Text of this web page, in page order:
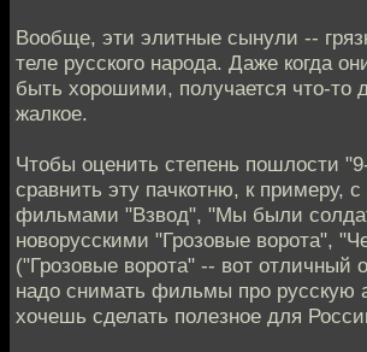
Вообще, эти элитные сынули --
теле русского народа. Даже когда
быть хорошими, получается что-то
жалкое.
Чтобы оценить степень пошлости
сравнить эту пачкотню, к примеру,
фильмами "Взвод", "Мы были
новорусскими "Грозовые ворота",
("Грозовые ворота" -- вот отличный
надо снимать фильмы про русскую
хочешь сделать полезное для